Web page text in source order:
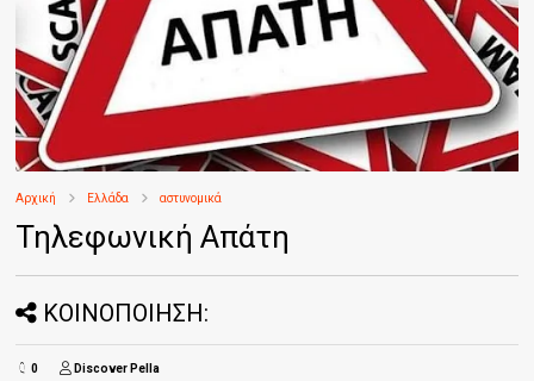
Αρχική Ελλάδα αστυνομικά
Τηλεφωνική Απάτη
ΚΟΙΝΟΠΟΙΗΣΗ:
0 Discover Pella